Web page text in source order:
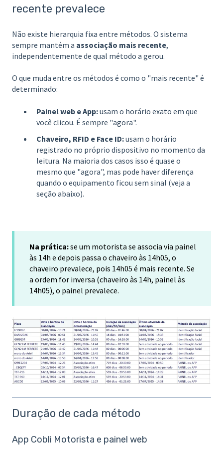
recente prevalece
Não existe hierarquia fixa entre métodos. O sistema
sempre mantém a associação mais recente,
independentemente de qual método a gerou.
O que muda entre os métodos é como o "mais recente" é
determinado:
Painel web e App:usam o horário exato em que
você clicou. É sempre "agora".
Chaveiro, RFID e Face ID:usam o horário
registrado no próprio dispositivo no momento da
leitura. Na maioria dos casos isso é quase o
mesmo que "agora", mas pode haver diferença
quando o equipamento ficou sem sinal (veja a
seção abaixo).
Na prática:se um motorista se associa via painel
às 14h e depois passa o chaveiro às 14h05, o
chaveiro prevalece, pois 14h05 é mais recente. Se
a ordem for inversa (chaveiro às 14h, painel às
14h05), o painel prevalece.
Duração de cada método
App Cobli Motorista e painel web